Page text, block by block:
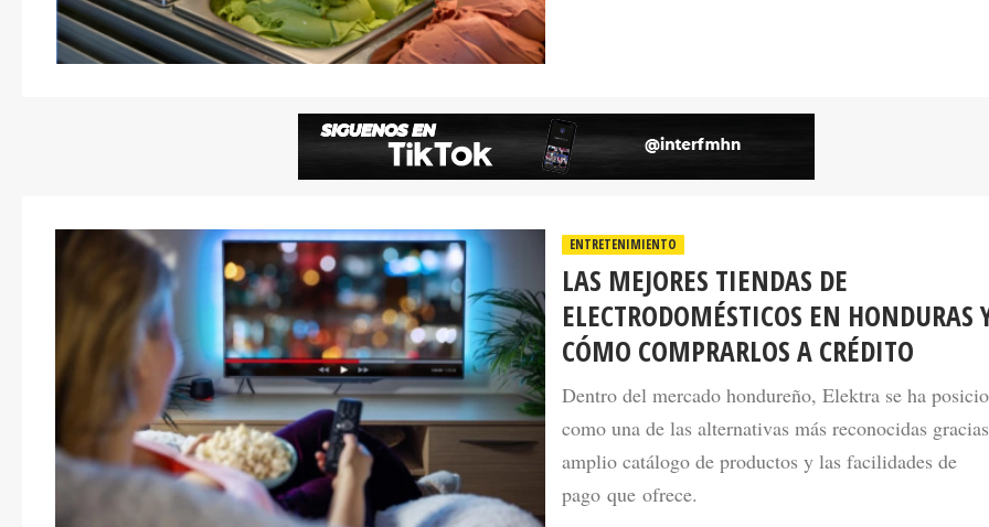
LAS MEJORES TIENDAS DE
ELECTRODOMÉSTICOS EN HONDURAS
CÓMO COMPRARLOS A CRÉDITO
Dentro del mercado hondureño, Elektra se ha
como una de las alternativas más reconocidas
amplio catálogo de productos y las facilidades de
pago que ofrece.